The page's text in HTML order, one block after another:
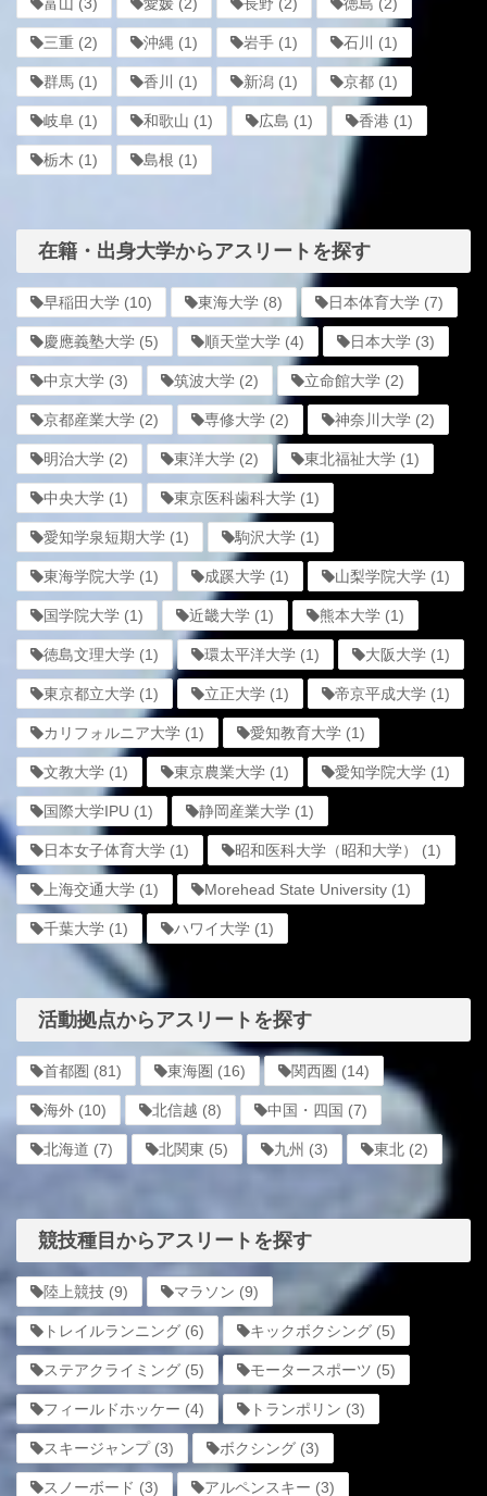
富山 (3) 愛媛 (2) 長野 (2) 徳島 (2)
三重 (2) 沖縄 (1) 岩手 (1) 石川 (1)
群馬 (1) 香川 (1) 新潟 (1) 京都 (1)
岐阜 (1) 和歌山 (1) 広島 (1) 香港 (1)
栃木 (1) 島根 (1)
在籍・出身大学からアスリートを探す
早稲田大学 (10) 東海大学 (8) 日本体育大学 (7)
慶應義塾大学 (5) 順天堂大学 (4) 日本大学 (3)
中京大学 (3) 筑波大学 (2) 立命館大学 (2)
京都産業大学 (2) 専修大学 (2) 神奈川大学 (2)
明治大学 (2) 東洋大学 (2) 東北福祉大学 (1)
中央大学 (1) 東京医科歯科大学 (1)
愛知学泉短期大学 (1) 駒沢大学 (1)
東海学院大学 (1) 成蹊大学 (1) 山梨学院大学 (1)
国学院大学 (1) 近畿大学 (1) 熊本大学 (1)
徳島文理大学 (1) 環太平洋大学 (1) 大阪大学 (1)
東京都立大学 (1) 立正大学 (1) 帝京平成大学 (1)
カリフォルニア大学 (1) 愛知教育大学 (1)
文教大学 (1) 東京農業大学 (1) 愛知学院大学 (1)
国際大学IPU (1) 静岡産業大学 (1)
日本女子体育大学 (1) 昭和医科大学（昭和大学） (1)
上海交通大学 (1) Morehead State University (1)
千葉大学 (1) ハワイ大学 (1)
活動拠点からアスリートを探す
首都圏 (81) 東海圏 (16) 関西圏 (14)
海外 (10) 北信越 (8) 中国・四国 (7)
北海道 (7) 北関東 (5) 九州 (3) 東北 (2)
競技種目からアスリートを探す
陸上競技 (9) マラソン (9)
トレイルランニング (6) キックボクシング (5)
ステアクライミング (5) モータースポーツ (5)
フィールドホッケー (4) トランポリン (3)
スキージャンプ(3) ボクシング (3)
スノーボード (3) アルペンスキー (3)